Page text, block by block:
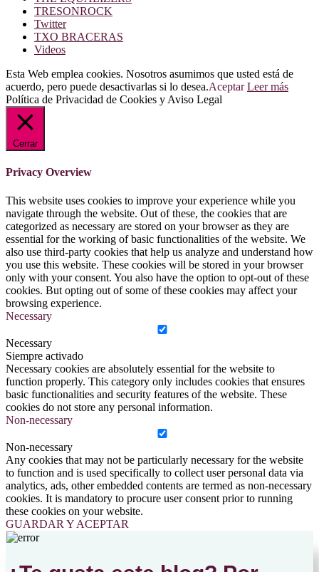
TRESONROCK
Twitter
TXO BRACERAS
Videos
Esta Web emplea cookies. Nosotros asumimos que usted está de
acuerdo, pero puede desactivarlas si lo desea.Aceptar Leer más
Política de Privacidad de Cookies y Aviso Legal
Cerrar
Privacy Overview
This website uses cookies to improve your experience while you
navigate through the website. Out of these, the cookies that are
categorized as necessary are stored on your browser as they are
essential for the working of basic functionalities of the website. We
also use third-party cookies that help us analyze and understand how
you use this website. These cookies will be stored in your browser
only with your consent. You also have the option to opt-out of these
cookies. But opting out of some of these cookies may affect your
browsing experience.
Necessary
Necessary
Siempre activado
Necessary cookies are absolutely essential for the website to
function properly. This category only includes cookies that ensures
basic functionalities and security features of the website. These
cookies do not store any personal information.
Non-necessary
Non-necessary
Any cookies that may not be particularly necessary for the website
to function and is used specifically to collect user personal data via
analytics, ads, other embedded contents are termed as non-necessary
cookies. It is mandatory to procure user consent prior to running
these cookies on your website.
GUARDAR Y ACEPTAR